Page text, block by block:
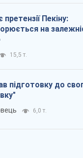
Пекіну:
на
15,5 т.
підготовку до
6,0 т.